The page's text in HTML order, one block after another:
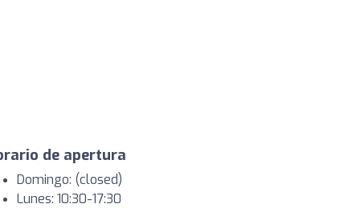
de apertura
Domingo: (closed)
Lunes: 10:30-17:30